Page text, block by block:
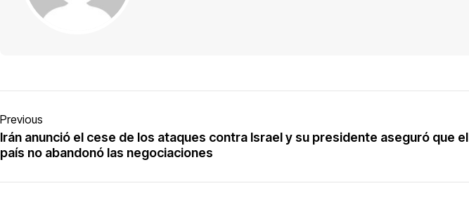
Previous
Irán anunció el cese de los ataques contra Israel y su presidente aseguró que el
país no abandonó las negociaciones